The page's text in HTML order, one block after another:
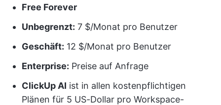
Free Forever
Unbegrenzt: 7 $/Monat pro Benutzer
Geschäft: 12 $/Monat pro Benutzer
Enterprise: Preise auf Anfrage
ClickUp AI ist in allen kostenpflichtigen
Plänen für 5 US-Dollar pro Workspace-